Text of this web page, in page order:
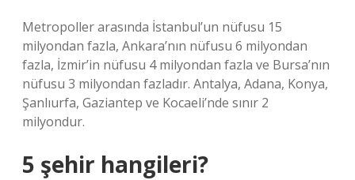
Metropoller arasında İstanbul’un nüfusu 15
milyondan fazla, Ankara’nın nüfusu 6 milyondan
fazla, İzmir’in nüfusu 4 milyondan fazla ve Bursa’nın
nüfusu 3 milyondan fazladır. Antalya, Adana, Konya,
Şanlıurfa, Gaziantep ve Kocaeli’nde sınır 2
milyondur.
5 şehir hangileri?